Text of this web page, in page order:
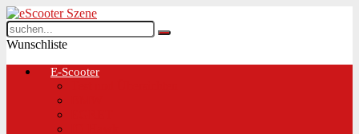
Wunschliste
E-Scooter